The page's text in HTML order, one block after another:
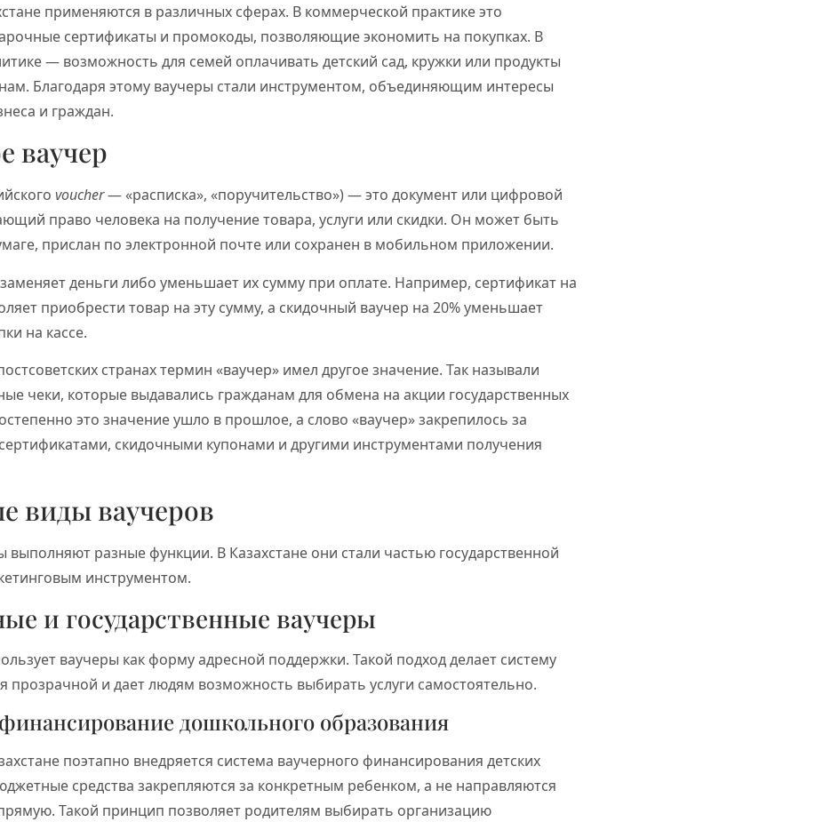
применяются в различных сферах. В коммерческой практике это
сертификаты и промокоды, позволяющие экономить на покупках. В
— возможность для семей оплачивать детский сад, кружки или продукты
Благодаря этому ваучеры стали инструментом, объединяющим интересы
и граждан.
ваучер
voucher— «расписка», «поручительство») — это документ или цифровой
право человека на получение товара, услуги или скидки. Он может быть
прислан по электронной почте или сохранен в мобильном приложении.
деньги либо уменьшает их сумму при оплате. Например, сертификат на
приобрести товар на эту сумму, а скидочный ваучер на 20% уменьшает
на кассе.
странах термин «ваучер» имел другое значение. Так называли
чеки, которые выдавались гражданам для обмена на акции государственных
это значение ушло в прошлое, а слово «ваучер» закрепилось за
скидочными купонами и другими инструментами получения
виды ваучеров
выполняют разные функции. В Казахстане они стали частью государственной
инструментом.
и государственные ваучеры
ваучеры как форму адресной поддержки. Такой подход делает систему
прозрачной и дает людям возможность выбирать услуги самостоятельно.
дошкольного образования
поэтапно внедряется система ваучерного финансирования детских
средства закрепляются за конкретным ребенком, а не направляются
Такой принцип позволяет родителям выбирать организацию